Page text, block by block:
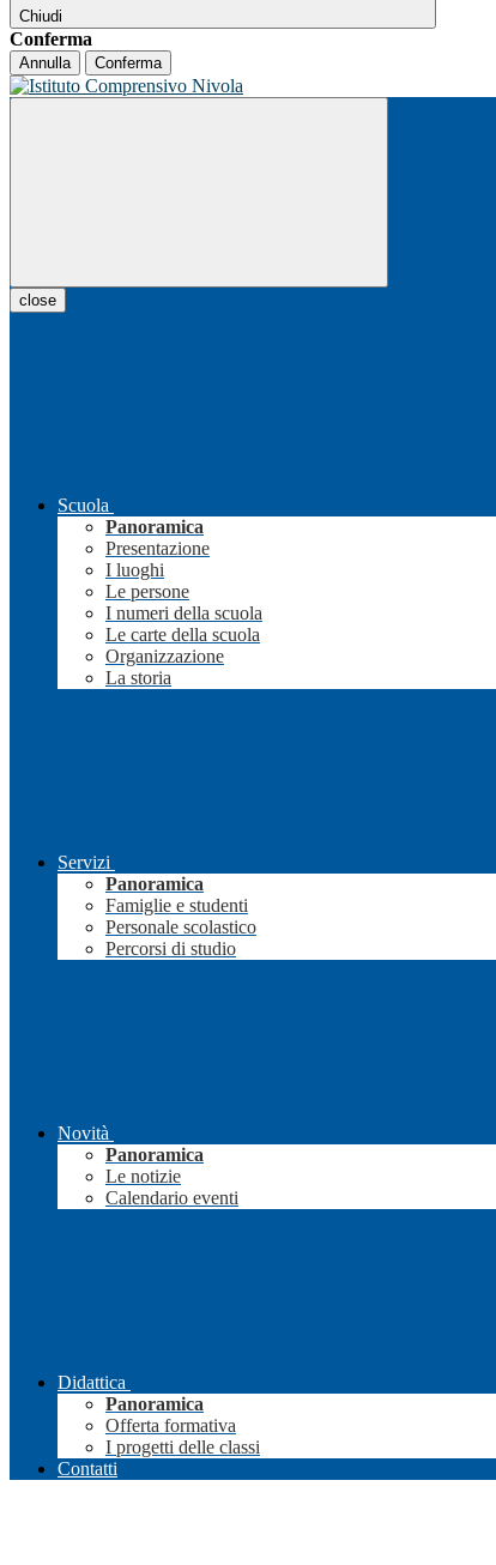
Chiudi
Conferma
Annulla Conferma
close
Scuola
Panoramica
Presentazione
I luoghi
Le persone
I numeri della scuola
Le carte della scuola
Organizzazione
La storia
Servizi
Panoramica
Famiglie e studenti
Personale scolastico
Percorsi di studio
Novità
Panoramica
Le notizie
Calendario eventi
Didattica
Panoramica
Offerta formativa
I progetti delle classi
Contatti